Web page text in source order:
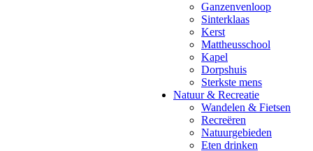
Ganzenvenloop
Sinterklaas
Kerst
Mattheusschool
Kapel
Dorpshuis
Sterkste mens
Natuur & Recreatie
Wandelen & Fietsen
Recreëren
Natuurgebieden
Eten drinken